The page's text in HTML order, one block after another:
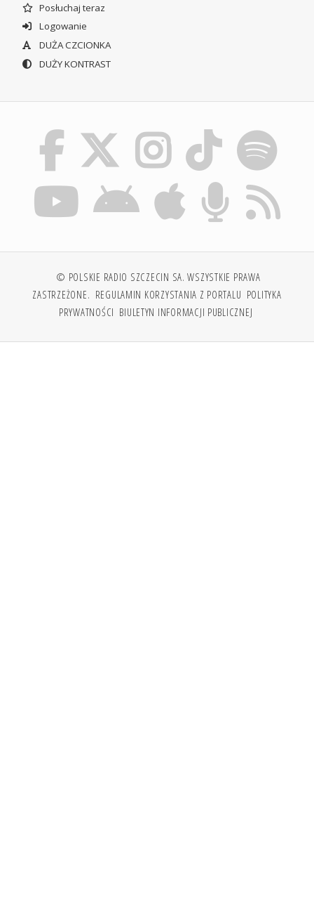
Posłuchaj teraz
Logowanie
DUŻA CZCIONKA
DUŻY KONTRAST
© POLSKIE RADIO SZCZECIN SA. WSZYSTKIE PRAWA
ZASTRZEŻONE. REGULAMIN KORZYSTANIA Z PORTALU POLITYKA
PRYWATNOŚCI BIULETYN INFORMACJI PUBLICZNEJ